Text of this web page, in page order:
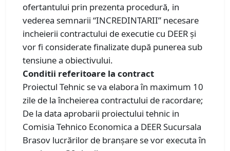
ofertantului prin prezenta procedură, in
vederea semnarii “INCREDINTARII” necesare
incheierii contractului de executie cu DEER și
vor fi considerate finalizate după punerea sub
tensiune a obiectivului.
Conditii referitoare la contract
Proiectul Tehnic se va elabora în maximum 10
zile de la încheierea contractului de racordare;
De la data aprobarii proiectului tehnic in
Comisia Tehnico Economica a DEER Sucursala
Brasov lucrărilor de branșare se vor executa în